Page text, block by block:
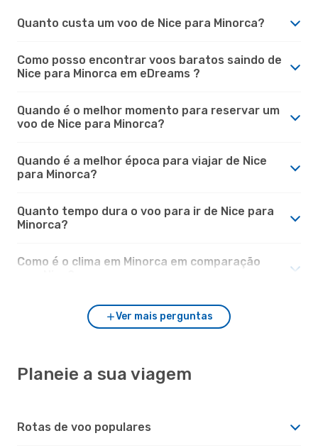
Quanto custa um voo de Nice para Minorca?
Como posso encontrar voos baratos saindo de
Nice para Minorca em eDreams ?
Quando é o melhor momento para reservar um
voo de Nice para Minorca?
Quando é a melhor época para viajar de Nice
para Minorca?
Quanto tempo dura o voo para ir de Nice para
Minorca?
Como é o clima em Minorca em comparação
Ver mais perguntas
Planeie a sua viagem
Rotas de voo populares